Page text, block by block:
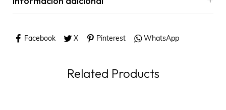
Facebook X Pinterest WhatsApp
Related Products